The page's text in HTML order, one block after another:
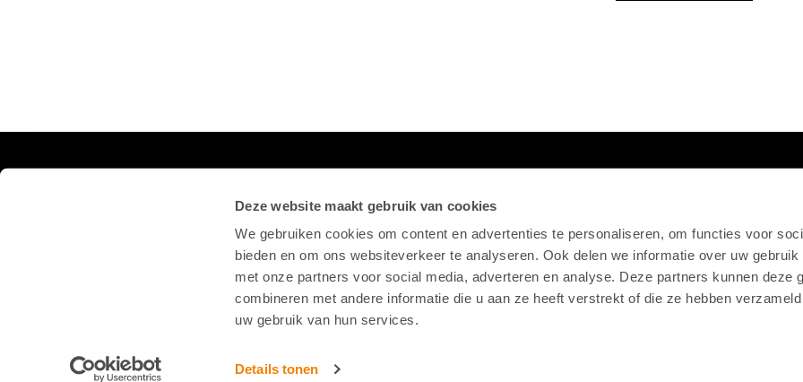
Deze website maakt gebruik van cookies
We gebruiken cookies om content en advertenties te personaliseren, om functies voor
bieden en om ons websiteverkeer te analyseren. Ook delen we informatie over uw
met onze partners voor social media, adverteren en analyse. Deze partners kunnen deze
combineren met andere informatie die u aan ze heeft verstrekt of die ze hebben
uw gebruik van hun services.
Details tonen